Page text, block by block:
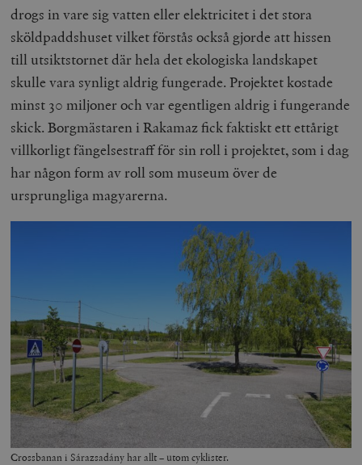
drogs in vare sig vatten eller elektricitet i det stora
sköldpaddshuset vilket förstås också gjorde att hissen
till utsiktstornet där hela det ekologiska landskapet
skulle vara synligt aldrig fungerade. Projektet kostade
minst 30 miljoner och var egentligen aldrig i fungerande
skick. Borgmästaren i Rakamaz fick faktiskt ett ettårigt
villkorligt fängelsestraff för sin roll i projektet, som i dag
har någon form av roll som museum över de
ursprungliga magyarerna.
Crossbanan i Sárazsadány har allt – utom cyklister.